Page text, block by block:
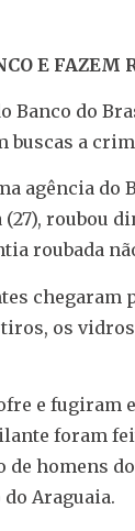
E FAZEM
Banco do
buscas a
agência do
roubou
roubada
chegaram
os
e fugiram
foram
de homens
do Araguaia.